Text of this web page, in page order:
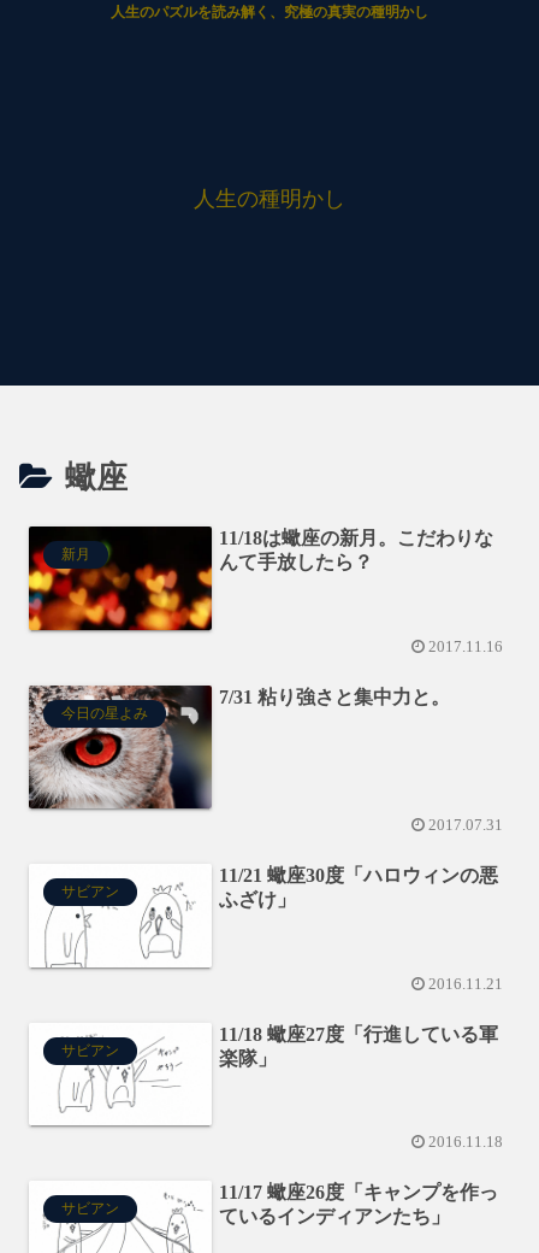
人生の種明かし
人生のパズルを読み解く、究極の真実の種明かし
蠍座
新月
11/18は蠍座の新月。こだわりな
んて手放したら？
2017.11.16
今日の星よみ
7/31 粘り強さと集中力と。
2017.07.31
サビアン
11/21 蠍座30度「ハロウィンの悪
ふざけ」
2016.11.21
サビアン
11/18 蠍座27度「行進している軍
楽隊」
2016.11.18
サビアン
11/17 蠍座26度「キャンプを作っ
ているインディアンたち」